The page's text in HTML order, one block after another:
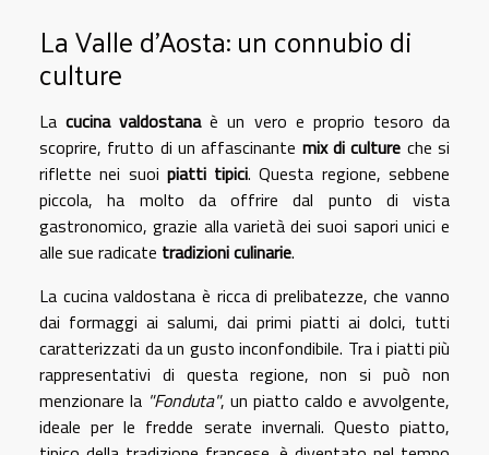
La Valle d'Aosta: un connubio di
culture
Lacucina valdostanaè un vero e proprio tesoro da
scoprire, frutto di un affascinante mix di culture che si
riflette nei suoi piatti tipici. Questa regione, sebbene
piccola, ha molto da offrire dal punto di vista
gastronomico, grazie alla varietà dei suoi sapori unici e
alle sue radicate tradizioni culinarie.
La cucina valdostana è ricca di prelibatezze, che vanno
dai formaggi ai salumi, dai primi piatti ai dolci, tutti
caratterizzati da un gusto inconfondibile. Tra i piatti più
rappresentativi di questa regione, non si può non
menzionare la "Fonduta", un piatto caldo e avvolgente,
ideale per le fredde serate invernali. Questo piatto,